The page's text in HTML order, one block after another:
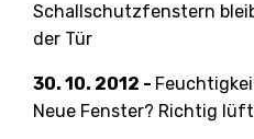
Schallschutzfenstern
der Tür
30. 10. 2012 -
Neue Fenster? Richtig